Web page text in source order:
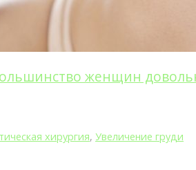
женщин
хирургия, Увеличение груди